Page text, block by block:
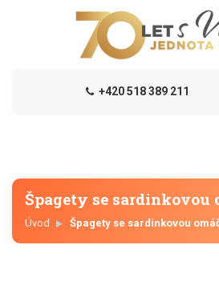
+420 518 389 211
Špagety se sardinkovou
Úvod Špagety se sardinkovou